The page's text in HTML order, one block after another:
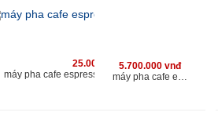
25.000.000 vnđ
máy pha cafe espresso chuyên nghiệp kahchan
5.700.000 vnđ
máy pha cafe espresso kahchan